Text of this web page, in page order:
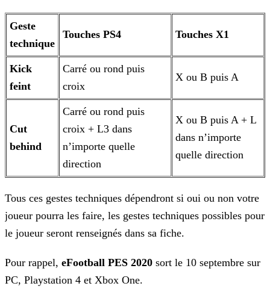
Geste
technique
Touches PS4 Touches X1
Kick
feint
Carré ou rond puis
croix
X ou B puis A
Cut
behind
Carré ou rond puis
croix + L3 dans
n’importe quelle
direction
X ou B puis A + L
dans n’importe
quelle direction
Tous ces gestes techniques dépendront si oui ou non votre
joueur pourra les faire, les gestes techniques possibles pour
le joueur seront renseignés dans sa fiche.
Pour rappel, eFootball PES 2020 sort le 10 septembre sur
PC, Playstation 4 et Xbox One.